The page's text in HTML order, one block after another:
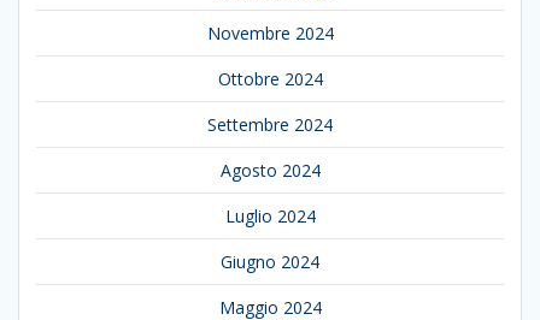
Novembre 2024
Ottobre 2024
Settembre 2024
Agosto 2024
Luglio 2024
Giugno 2024
Maggio 2024